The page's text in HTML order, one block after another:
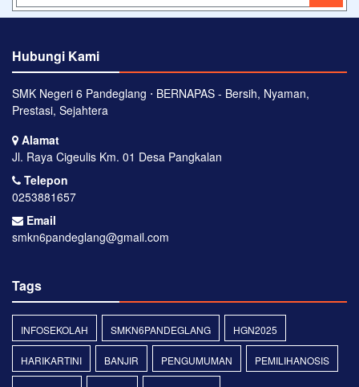
Hubungi Kami
SMK Negeri 6 Pandeglang ⋅ BERNAPAS - Bersih, Nyaman,
Prestasi, Sejahtera
Alamat
Jl. Raya Cigeulis Km. 01 Desa Pangkalan
Telepon
0253881657
Email
smkn6pandeglang@gmail.com
Tags
INFOSEKOLAH SMKN6PANDEGLANG HGN2025
HARIKARTINI BANJIR PENGUMUMAN PEMILIHANOSIS